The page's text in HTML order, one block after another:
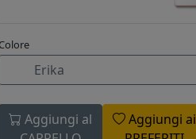
Colore
Erika
Aggiungi al
Aggiungi ai